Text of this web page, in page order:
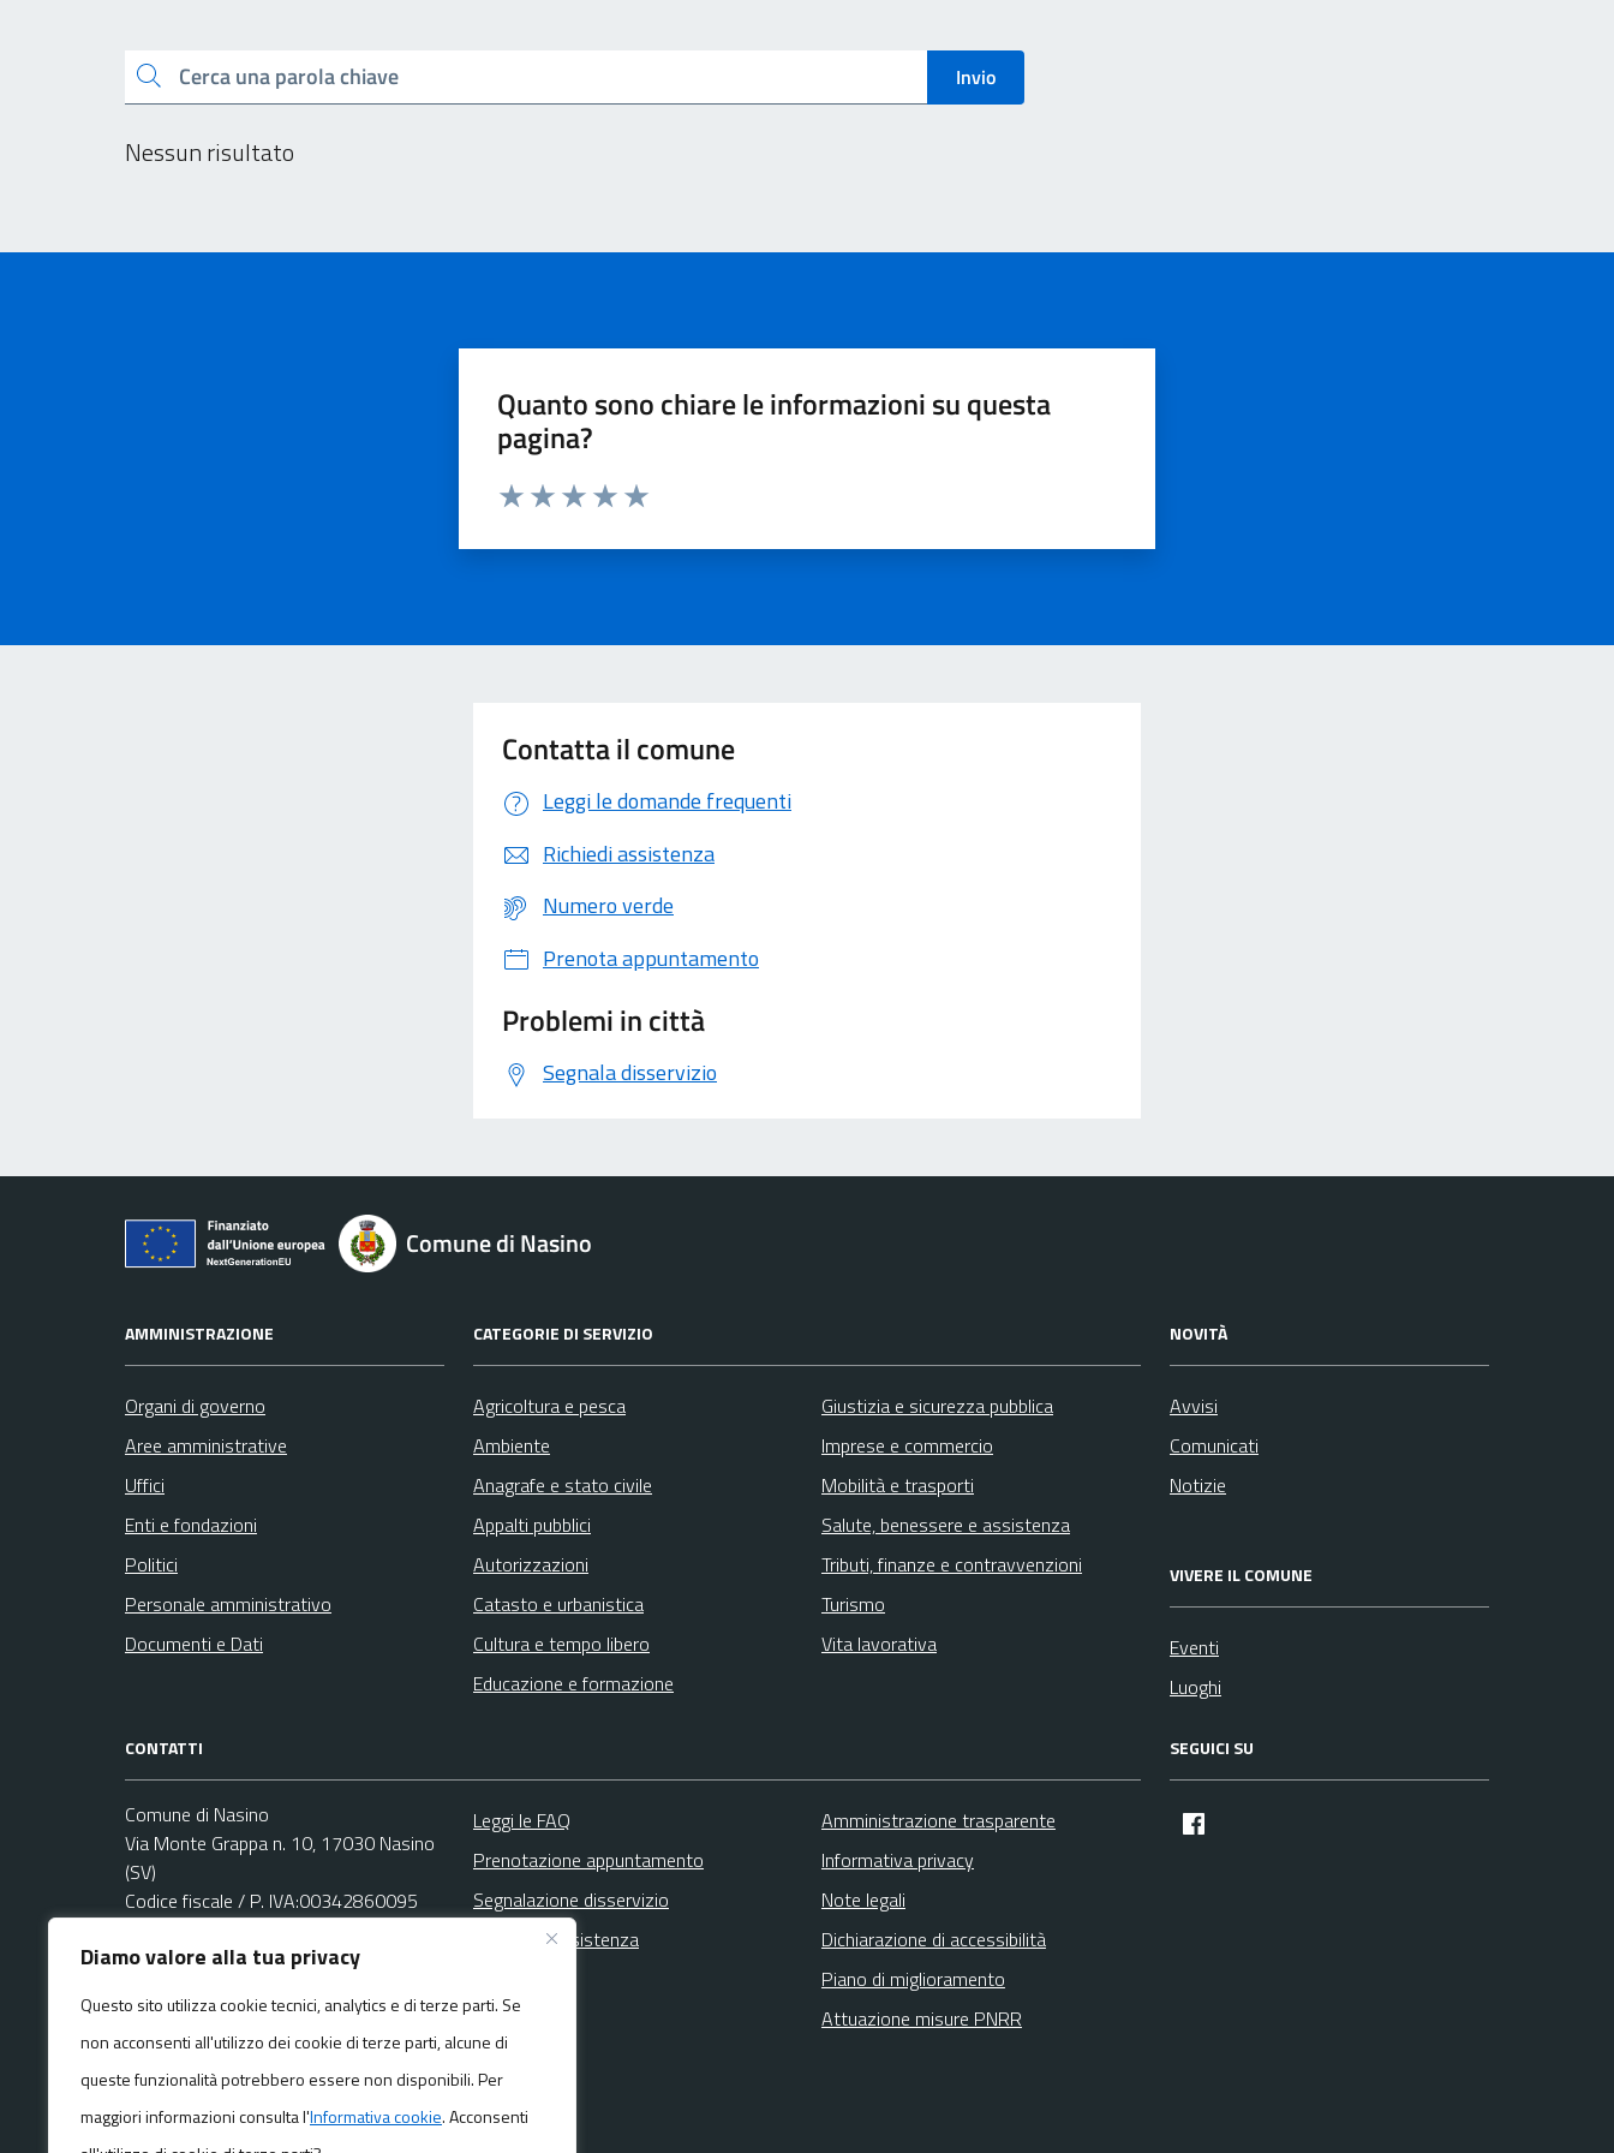
Diamo valore alla tua privacy
Questo sito utilizza cookie tecnici, analytics e di terze parti. Se
non acconsenti all'utilizzo dei cookie di terze parti, alcune di
queste funzionalità potrebbero essere non disponibili. Per
maggiori informazioni consulta l'Informativa cookie. Acconsenti
Cerca una parola chiave Invio
Nessun risultato
Quanto sono chiare le informazioni su questa
pagina?
Contatta il comune
Leggi le domande frequenti
Richiedi assistenza
Numero verde
Prenota appuntamento
Problemi in città
Segnala disservizio
Comune di Nasino
AMMINISTRAZIONE
Organi di governo
Aree amministrative
Uffici
Enti e fondazioni
Politici
Personale amministrativo
Documenti e Dati
CATEGORIE DI SERVIZIO
Agricoltura e pesca
Ambiente
Anagrafe e stato civile
Appalti pubblici
Autorizzazioni
Catasto e urbanistica
Cultura e tempo libero
Educazione e formazione
Giustizia e sicurezza pubblica
Imprese e commercio
Mobilità e trasporti
Salute, benessere e assistenza
Tributi, finanze e contravvenzioni
Turismo
Vita lavorativa
NOVITÀ
Avvisi
Comunicati
Notizie
VIVERE IL COMUNE
Eventi
Luoghi
CONTATTI
Comune di Nasino
Via Monte Grappa n. 10, 17030 Nasino
(SV)
Codice fiscale / P. IVA:00342860095
Ufficio Relazioni con il Pubblico (URP)
PEC:
protocollo@pec.comune.nasino.sv.it
Centralino unico: +39 0182 77017
Leggi le FAQ
Prenotazione appuntamento
Segnalazione disservizio
Richiesta assistenza
Amministrazione trasparente
Informativa privacy
Note legali
Dichiarazione di accessibilità
Piano di miglioramento
Attuazione misure PNRR
SEGUICI SU